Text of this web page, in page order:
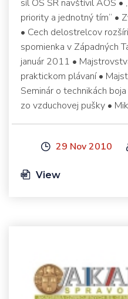
síl OS SR navštívil AOS •
priority a jednotný tím“ •
• Cech delostrelcov
spomienka v Západných
január 2011 •
praktickom plávaní •
Seminár o technikách
zo vzduchovej pušky •
29 Nov 2010
View